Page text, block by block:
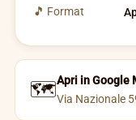
🎵 Format
🗺️Apri in Google
Via Nazionale